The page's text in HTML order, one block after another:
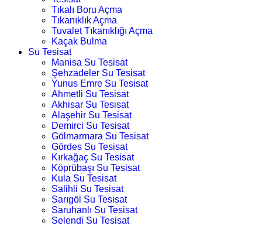
Tıkalı Boru Açma
Tıkanıklık Açma
Tuvalet Tıkanıklığı Açma
Kaçak Bulma
Su Tesisat
Manisa Su Tesisat
Şehzadeler Su Tesisat
Yunus Emre Su Tesisat
Ahmetli Su Tesisat
Akhisar Su Tesisat
Alaşehir Su Tesisat
Demirci Su Tesisat
Gölmarmara Su Tesisat
Gördes Su Tesisat
Kırkağaç Su Tesisat
Köprübaşı Su Tesisat
Kula Su Tesisat
Salihli Su Tesisat
Sarıgöl Su Tesisat
Saruhanlı Su Tesisat
Selendi Su Tesisat